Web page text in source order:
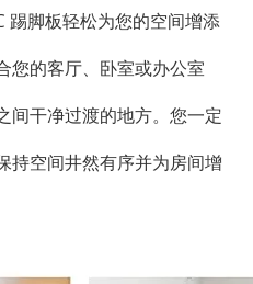
踢脚板轻松为您的空间增添
您的客厅、卧室或办公室
干净过渡的地方。您一定
持空间井然有序并为房间增